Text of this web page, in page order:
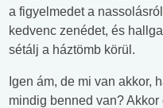
a figyelmedet a
kedvenc zenédet, és
sétálj a háztömb körül.
Igen ám, de mi van akkor,
mindig benned van?